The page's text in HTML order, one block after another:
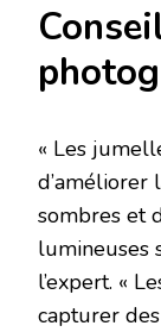
« Les
d’améliorer
sombres et
lumineuses
l’expert. «
capturer